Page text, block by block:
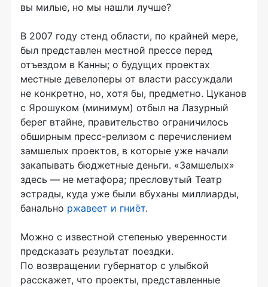
вы милые, но мы нашли лучше?
В 2007 году стенд области, по крайней мере,
был представлен местной прессе перед
отъездом в Канны; о будущих проектах
местные девелоперы от власти рассуждали
не конкретно, но, хотя бы, предметно. Цуканов
с Ярошуком (минимум) отбыл на Лазурный
берег втайне, правительство ограничилось
обширным пресс-релизом с перечислением
замшелых проектов, в которые уже начали
закапывать бюджетные деньги. «Замшелых»
здесь — не метафора; пресловутый Театр
эстрады, куда уже были вбуханы миллиарды,
банально ржавеет и гниёт.
Можно с известной степенью уверенности
предсказать результат поездки.
По возвращении губернатор с улыбкой
расскажет, что проекты, представленные